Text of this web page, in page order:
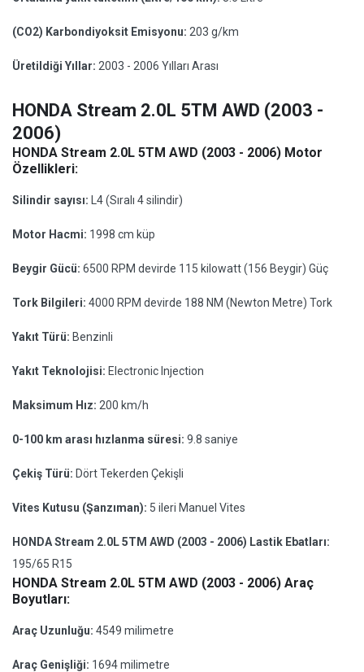
(CO2) Karbondiyoksit Emisyonu: 203 g/km
Üretildiği Yıllar: 2003 - 2006 Yılları Arası
HONDA Stream 2.0L 5TM AWD (2003 -
2006)
HONDA Stream 2.0L 5TM AWD (2003 - 2006) Motor
Özellikleri:
Silindir sayısı: L4 (Sıralı 4 silindir)
Motor Hacmi: 1998 cm küp
Beygir Gücü: 6500 RPM devirde 115 kilowatt (156 Beygir) Güç
Tork Bilgileri: 4000 RPM devirde 188 NM (Newton Metre) Tork
Yakıt Türü: Benzinli
Yakıt Teknolojisi: Electronic Injection
Maksimum Hız: 200 km/h
0-100 km arası hızlanma süresi: 9.8 saniye
Çekiş Türü: Dört Tekerden Çekişli
Vites Kutusu (Şanzıman): 5 ileri Manuel Vites
HONDA Stream 2.0L 5TM AWD (2003 - 2006) Lastik Ebatları:
195/65 R15
HONDA Stream 2.0L 5TM AWD (2003 - 2006) Araç
Boyutları:
Araç Uzunluğu: 4549 milimetre
Araç Genişliği: 1694 milimetre